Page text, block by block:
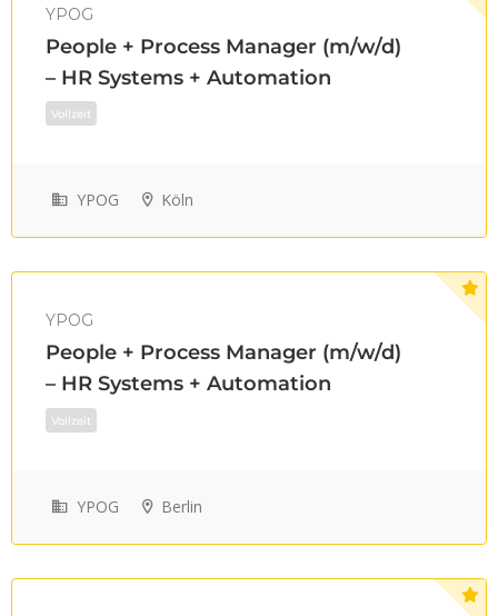
YPOG
People + Process Manager (m/w/d)
– HR Systems + Automation
YPOG Köln
YPOG
People + Process Manager (m/w/d)
– HR Systems + Automation
YPOG Berlin